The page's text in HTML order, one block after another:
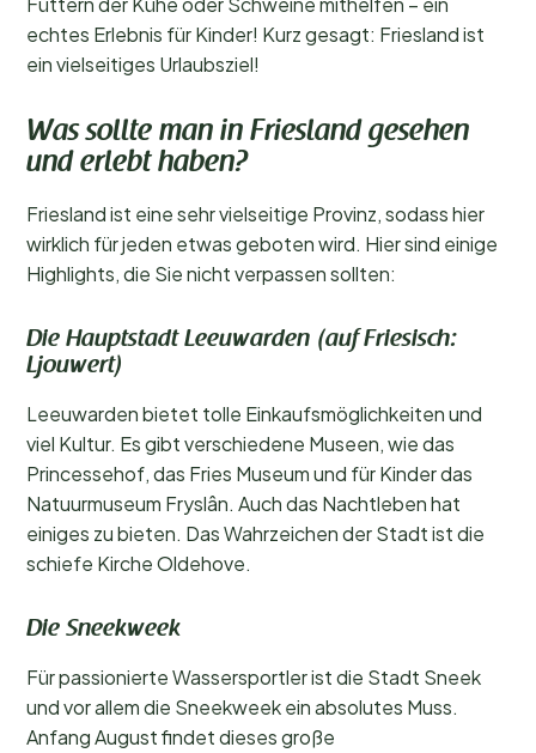
echtes Erlebnis für Kinder! Kurz gesagt: Friesland ist
ein vielseitiges Urlaubsziel!
Was sollte man in Friesland gesehen
und erlebt haben?
Friesland ist eine sehr vielseitige Provinz, sodass hier
wirklich für jeden etwas geboten wird. Hier sind einige
Highlights, die Sie nicht verpassen sollten:
Die Hauptstadt Leeuwarden (auf Friesisch:
Ljouwert)
Leeuwarden bietet tolle Einkaufsmöglichkeiten und
viel Kultur. Es gibt verschiedene Museen, wie das
Princessehof, das Fries Museum und für Kinder das
Natuurmuseum Fryslân. Auch das Nachtleben hat
einiges zu bieten. Das Wahrzeichen der Stadt ist die
schiefe Kirche Oldehove.
Die Sneekweek
Für passionierte Wassersportler ist die Stadt Sneek
und vor allem die Sneekweek ein absolutes Muss.
Anfang August findet dieses große